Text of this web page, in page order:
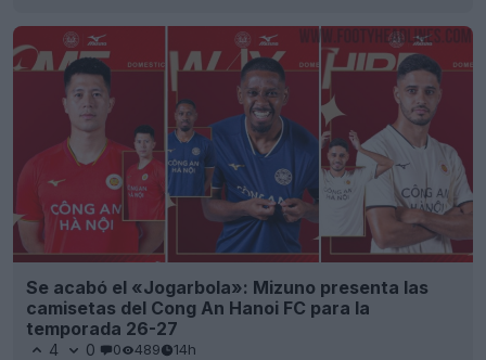
Se acabó el «Jogarbola»: Mizuno presenta las
camisetas del Cong An Hanoi FC para la
temporada 26-27
4 0 0 489 14h